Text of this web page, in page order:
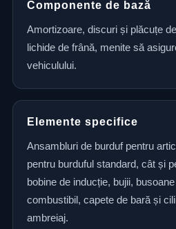
Componente de bază
Amortizoare, discuri și plăcuțe
lichide de frână, menite să
vehiculului.
Elemente specifice
Ansambluri de burduf pentru
pentru burduful standard, cât și
bobine de inducție, bujii,
combustibil, capete de bară și
ambreiaj.